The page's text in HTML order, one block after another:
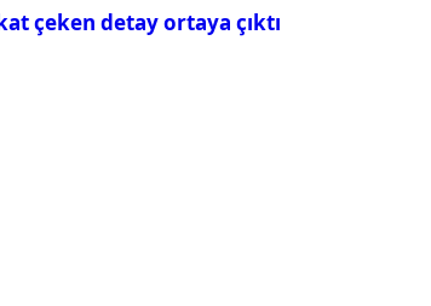
çeken detay ortaya çıktı